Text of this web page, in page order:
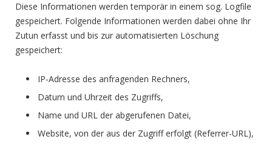
Diese Informationen werden temporär in einem sog. Logfile
gespeichert. Folgende Informationen werden dabei ohne Ihr
Zutun erfasst und bis zur automatisierten Löschung
gespeichert:
IP-Adresse des anfragenden Rechners,
Datum und Uhrzeit des Zugriffs,
Name und URL der abgerufenen Datei,
Website, von der aus der Zugriff erfolgt (Referrer-URL),